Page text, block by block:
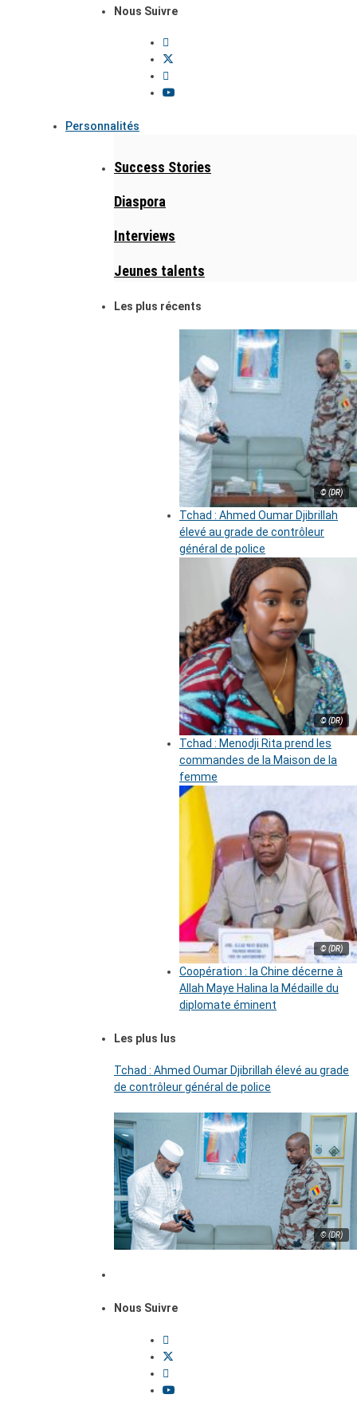
Nous Suivre
Personnalités
Success Stories
Diaspora
Interviews
Jeunes talents
Les plus récents
© (DR)
Tchad : Ahmed Oumar Djibrillah
élevé au grade de contrôleur
général de police
© (DR)
Tchad : Menodji Rita prend les
commandes de la Maison de la
femme
© (DR)
Coopération : la Chine décerne à
Allah Maye Halina la Médaille du
diplomate éminent
Les plus lus
Tchad : Ahmed Oumar Djibrillah élevé au grade
de contrôleur général de police
© (DR)
Nous Suivre